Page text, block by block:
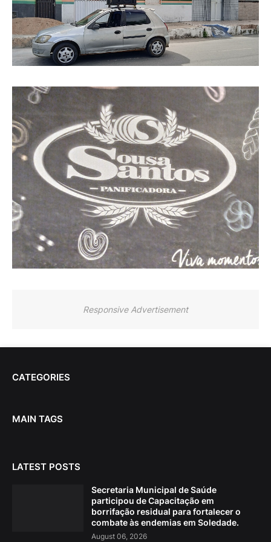
Responsive Advertisement
CATEGORIES
MAIN TAGS
LATEST POSTS
Secretaria Municipal de Saúde
participou de Capacitação em
borrifação residual para fortalecer o
combate às endemias em Soledade.
August 06, 2026